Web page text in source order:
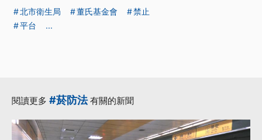
北市衛生局
董氏基金會
禁止
平台
...
閱讀更多 #菸防法有關的新聞